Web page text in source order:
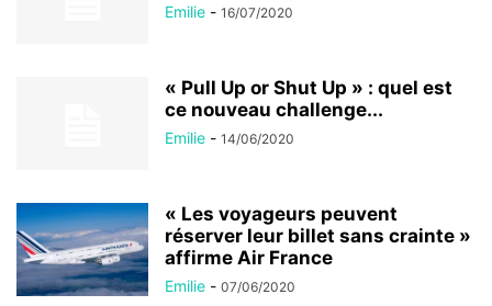
Emilie - 16/07/2020
« Pull Up or Shut Up » : quel est
ce nouveau challenge...
Emilie - 14/06/2020
« Les voyageurs peuvent
réserver leur billet sans crainte »
affirme Air France
Emilie - 07/06/2020